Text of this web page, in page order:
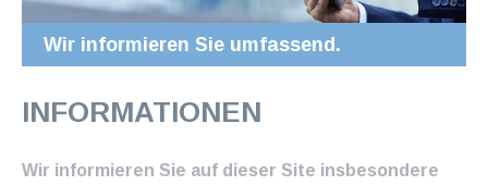
Wir informieren Sie umfassend.
INFORMATIONEN
Wir informieren Sie auf dieser Site insbesondere